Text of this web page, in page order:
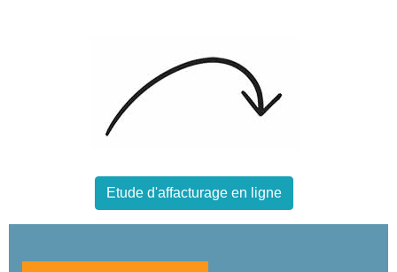
Etude d'affacturage en ligne